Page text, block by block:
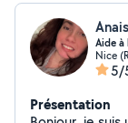
Aide à
Nice
5/
Présentation